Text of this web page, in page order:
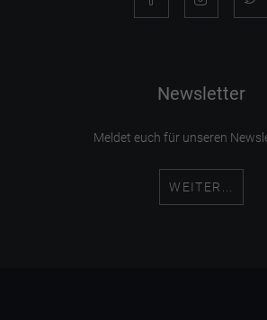
Newsletter
Meldet euch für unseren
WEITER...